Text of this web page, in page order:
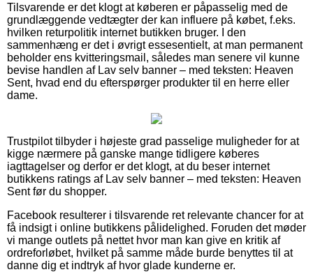
Tilsvarende er det klogt at køberen er påpasselig med de
grundlæggende vedtægter der kan influere på købet, f.eks.
hvilken returpolitik internet butikken bruger. I den
sammenhæng er det i øvrigt essesentielt, at man permanent
beholder ens kvitteringsmail, således man senere vil kunne
bevise handlen af Lav selv banner – med teksten: Heaven
Sent, hvad end du efterspørger produkter til en herre eller
dame.
Trustpilot tilbyder i højeste grad passelige muligheder for at
kigge nærmere på ganske mange tidligere køberes
iagttagelser og derfor er det klogt, at du beser internet
butikkens ratings af Lav selv banner – med teksten: Heaven
Sent før du shopper.
Facebook resulterer i tilsvarende ret relevante chancer for at
få indsigt i online butikkens pålidelighed. Foruden det møder
vi mange outlets på nettet hvor man kan give en kritik af
ordreforløbet, hvilket på samme måde burde benyttes til at
danne dig et indtryk af hvor glade kunderne er.